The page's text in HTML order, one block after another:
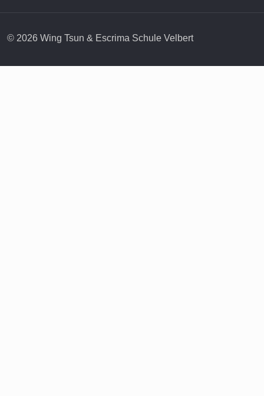
© 2026 Wing Tsun & Escrima Schule Velbert